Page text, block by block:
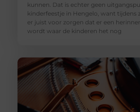
kunnen. Dat is echter geen
kinderfeestje in Hengelo, want tijdens
er juist voor zorgen dat er een
wordt waar de kinderen het nog